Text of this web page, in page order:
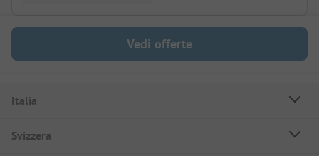
Vedi offerte
Italia
Svizzera